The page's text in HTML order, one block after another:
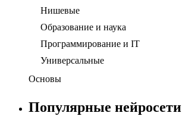
Нишевые
Образование и наука
Программирование и IT
Универсальные
Основы
Популярные нейросети